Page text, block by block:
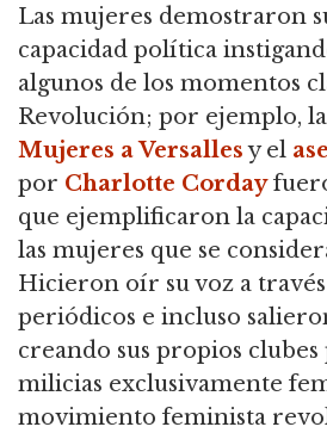
Las mujeres demostraron
capacidad política
algunos de los momentos
Revolución; por ejemplo, la
Mujeres a Versallesy el
por Charlotte Corday
que ejemplificaron la
las mujeres que se
Hicieron oír su voz a
periódicos e incluso
creando sus propios
milicias exclusivamente
movimiento feminista